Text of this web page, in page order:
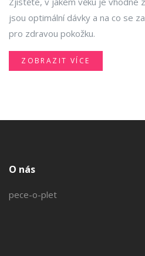
jsou optimální dávky a na co se
pro zdravou pokožku.
ZOBRAZIT VÍCE
O nás
pece-o-plet